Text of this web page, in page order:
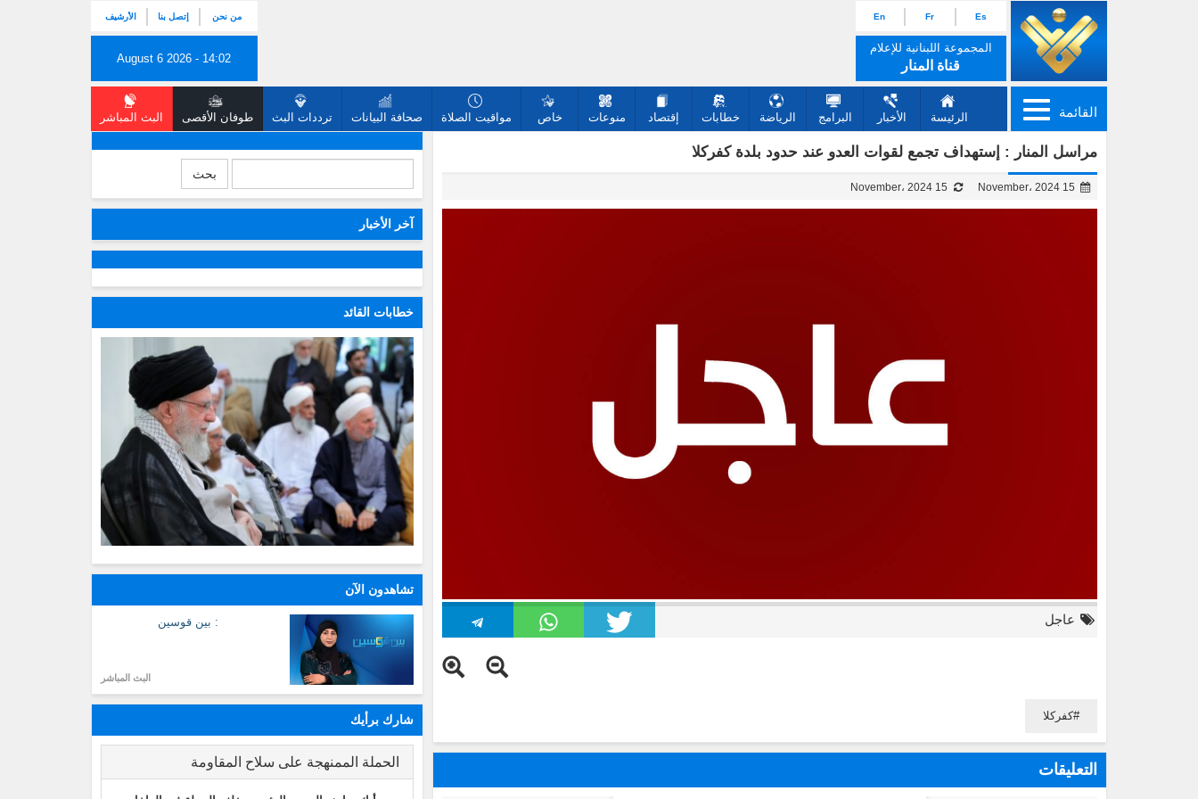
Es
Fr
En
المجموعة اللبنانية للإعلام
قناة المنار
من نحن إتصل بنا الأرشيف
August 6 2026 - 14:02
القائمة الرئيسة الأخبار البرامج الرياضة خطابات إقتصاد منوعات خاص مواقيت الصلاة صحافة البيانات ترددات البث طوفان الأقصى البث المباشر
مراسل المنار : إستهداف تجمع لقوات العدو عند حدود بلدة كفركلا
عاجل
كفركلا
التعليقات
بحث
آخر الأخبار
خطابات القائد
تشاهدون الآن
: بين قوسين
البث المباشر
شارك برأيك
الحملة الممنهجة على سلاح المقاومة